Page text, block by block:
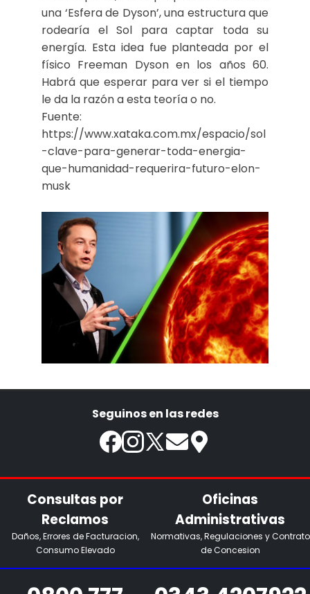
una ‘Esfera de Dyson’, una estructura que
rodearía el Sol para captar toda su
energía. Esta idea fue planteada por el
físico Freeman Dyson en los años 60.
Habrá que esperar para ver si el tiempo
le da la razón a esta teoría o no.
Fuente:
https://www.xataka.com.mx/espacio/sol
-clave-para-generar-toda-energia-
que-humanidad-requerira-futuro-elon-
musk
Seguinos en las redes
Consultas por
Reclamos
Daños, Errores de Facturacion,
Consumo Elevado
Oficinas
Administrativas
Normativas, Regulaciones y Contrato
de Concesion